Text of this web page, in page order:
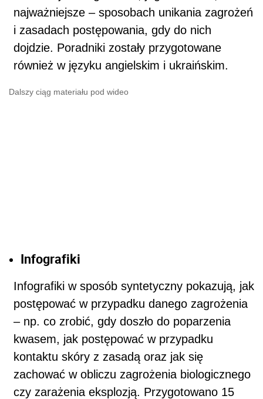
najważniejsze – sposobach unikania zagrożeń
i zasadach postępowania, gdy do nich
dojdzie. Poradniki zostały przygotowane
również w języku angielskim i ukraińskim.
Dalszy ciąg materiału pod wideo
Infografiki
Infografiki w sposób syntetyczny pokazują, jak
postępować w przypadku danego zagrożenia
– np. co zrobić, gdy doszło do poparzenia
kwasem, jak postępować w przypadku
kontaktu skóry z zasadą oraz jak się
zachować w obliczu zagrożenia biologicznego
czy zarażenia eksplozją. Przygotowano 15